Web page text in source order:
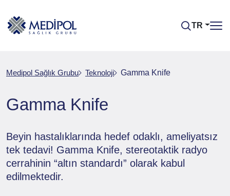
TR
Medipol Sağlık Grubu Teknoloji Gamma Knife
Gamma Knife
Beyin hastalıklarında hedef odaklı, ameliyatsız
tek tedavi! Gamma Knife, stereotaktik radyo
cerrahinin “altın standardı” olarak kabul
edilmektedir.